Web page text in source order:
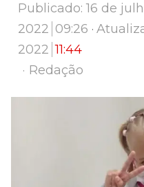
Publicado:16 de
2022 09:26
2022 11:44
Author
Redação